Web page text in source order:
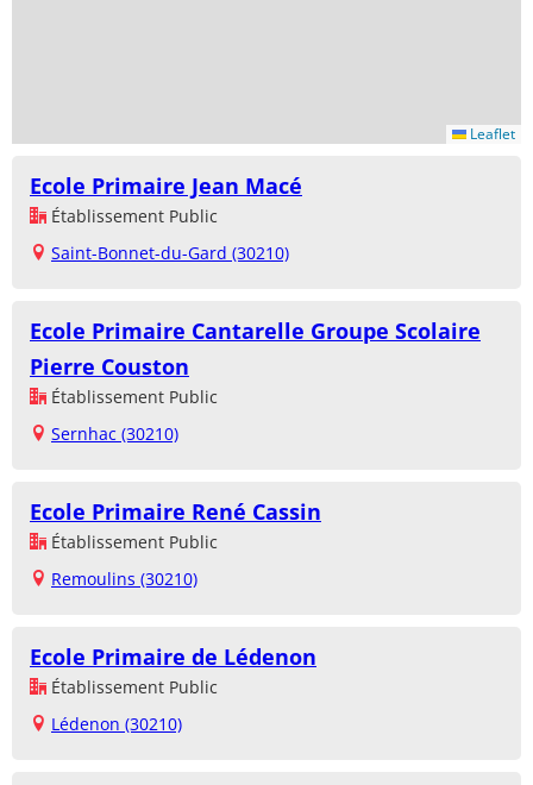
Leaflet
Ecole Primaire Jean Macé
Établissement Public
Saint-Bonnet-du-Gard (30210)
Ecole Primaire Cantarelle Groupe Scolaire
Pierre Couston
Établissement Public
Sernhac (30210)
Ecole Primaire René Cassin
Établissement Public
Remoulins (30210)
Ecole Primaire de Lédenon
Établissement Public
Lédenon (30210)